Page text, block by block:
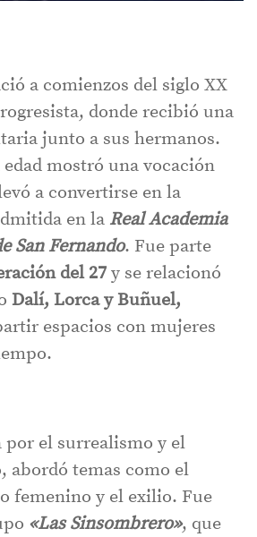
a comienzos del siglo XX
donde recibió una
junto a sus hermanos.
mostró una vocación
a convertirse en la
en la Real Academia
San Fernando. Fue parte
del 27y se relacionó
Dalí, Lorca y Buñuel,
espacios con mujeres
el surrealismo y el
abordó temas como el
femenino y el exilio. Fue
«Las Sinsombrero», que